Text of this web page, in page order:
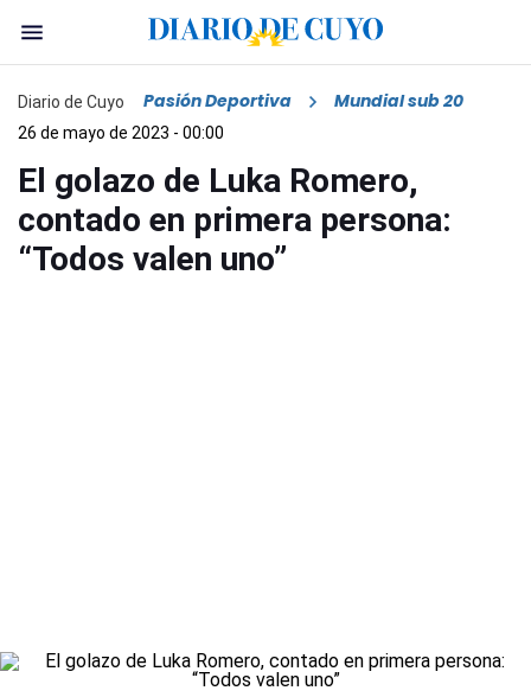
Diario de Cuyo Pasión Deportiva Mundial sub 20
26 de mayo de 2023 - 00:00
El golazo de Luka Romero,
contado en primera persona:
“Todos valen uno”